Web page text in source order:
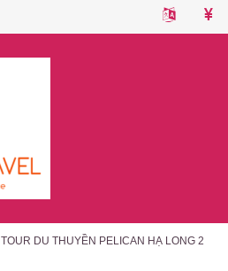
TOUR DU THUYỀN PELICAN HẠ LONG 2